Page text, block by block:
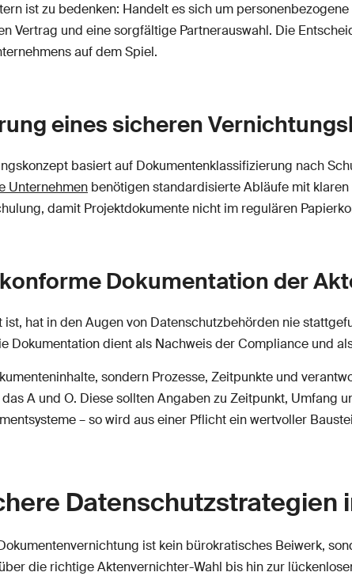
ist zu bedenken: Handelt es sich um
Vertrag und eine sorgfältige Partnerauswahl. Die
auf dem Spiel.
eines sicheren
basiert auf Dokumentenklassifizierung nach
Unternehmen benötigen standardisierte Abläufe mit
damit Projektdokumente nicht im regulären
Dokumentation der
hat in den Augen von Datenschutzbehörden nie
Dokumentation dient als Nachweis der Compliance und
sondern Prozesse, Zeitpunkte und
A und O. Diese sollten Angaben zu Zeitpunkt, Umfang
– so wird aus einer Pflicht ein wertvoller
Datenschutzstrategien
ist kein bürokratisches Beiwerk,
die richtige Aktenvernichter-Wahl bis hin zur